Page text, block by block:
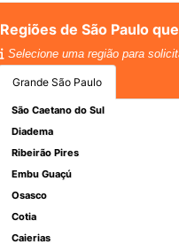
Regiões de São Paulo
Selecione uma região para
Grande São Paulo
São Caetano do Sul
Diadema
Ribeirão Pires
Embu Guaçú
Osasco
Cotia
Caierias